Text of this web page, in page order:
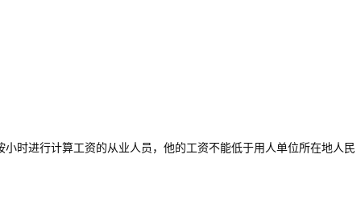
时进行计算工资的从业人员，他的工资不能低于用人单位所在地人民